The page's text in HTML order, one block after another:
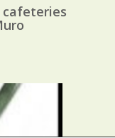
cafeteries